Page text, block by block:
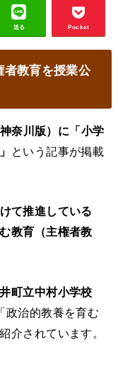
送る Pocket
者教育を授業公
奈川版）に「小学
という記事が掲載
て推進している
教育（主権者教
町立中村小学校
政治的教養を育む
介されています。